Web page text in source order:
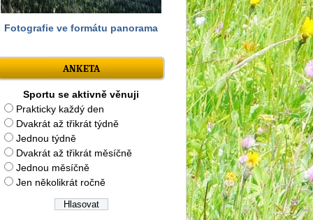
Fotografie ve formátu panorama
ANKETA
Sportu se aktivně věnuji
Prakticky každý den
Dvakrát až třikrát týdně
Jednou týdně
Dvakrát až třikrát měsíčně
Jednou měsíčně
Jen několikrát ročně